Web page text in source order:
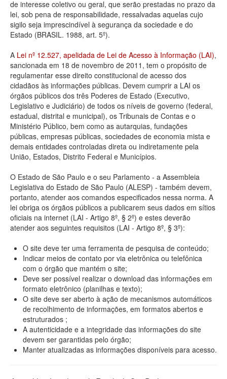
Perguntas frequentes
Contato
de interesse coletivo ou geral, que serão prestadas no prazo da
lei, sob pena de responsabilidade, ressalvadas aquelas cujo
sigilo seja imprescindível à segurança da sociedade e do
Estado (BRASIL. 1988, art. 5º).
A Lei nº 12.527, apelidada de Lei de Acesso à Informação (LAI),
sancionada em 18 de novembro de 2011, tem o propósito de
regulamentar esse direito constitucional de acesso dos
cidadãos às informações públicas. Devem cumprir a LAI os
órgãos públicos dos três Poderes de Estado (Executivo,
Legislativo e Judiciário) de todos os níveis de governo (federal,
estadual, distrital e municipal), os Tribunais de Contas e o
Ministério Público, bem como as autarquias, fundações
públicas, empresas públicas, sociedades de economia mista e
demais entidades controladas direta ou indiretamente pela
União, Estados, Distrito Federal e Municípios.
O Estado de São Paulo e o seu Parlamento - a Assembleia
Legislativa do Estado de São Paulo (ALESP) - também devem,
portanto, atender aos comandos especificados nessa norma. A
lei obriga os órgãos públicos a publicarem seus dados em sítios
oficiais na internet (LAI - Artigo 8º, § 2º) e estes deverão
atender aos seguintes requisitos (LAI - Artigo 8º, § 3º):
O site deve ter uma ferramenta de pesquisa de conteúdo;
Indicar meios de contato por via eletrônica ou telefônica
com o órgão que mantém o site;
Deve ser possível realizar o download das informações em
formato eletrônico (planilhas e texto);
O site deve ser aberto à ação de mecanismos automáticos
de recolhimento de informações, em formatos abertos e
estruturados ;
A autenticidade e a integridade das informações do site
devem ser garantidas pelo órgão;
Manter atualizadas as informações disponíveis para acesso.